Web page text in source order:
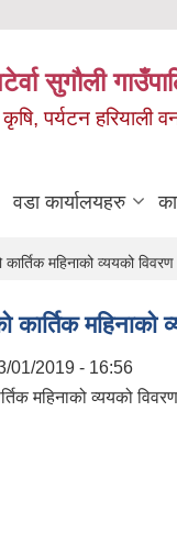
सुगौली
पर्यटन हरियाली
वडा कार्यालयहरु
महिनाको व्ययको विवरण
महिनाको
01/2019 - 16:56
महिनाको व्ययको